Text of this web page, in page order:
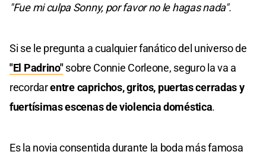
"Fue mi culpa Sonny, por favor no le hagas nada".
Si se le pregunta a cualquier fanático del universo de
"El Padrino" sobre Connie Corleone, seguro la va a
recordarentre caprichos, gritos, puertas cerradas y
fuertísimas escenas de violencia doméstica.
Es la novia consentida durante la boda más famosa